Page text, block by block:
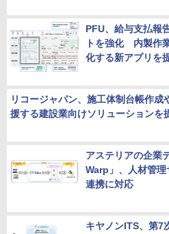
PFU、給与支払報
トを強化 内製作
化する新アプリを
リコージャパン、施工体制台帳作成
援する建設業向けソリューションを
アステリアの企業
Warp」、人材管
連携に対応
キヤノンITS、第7